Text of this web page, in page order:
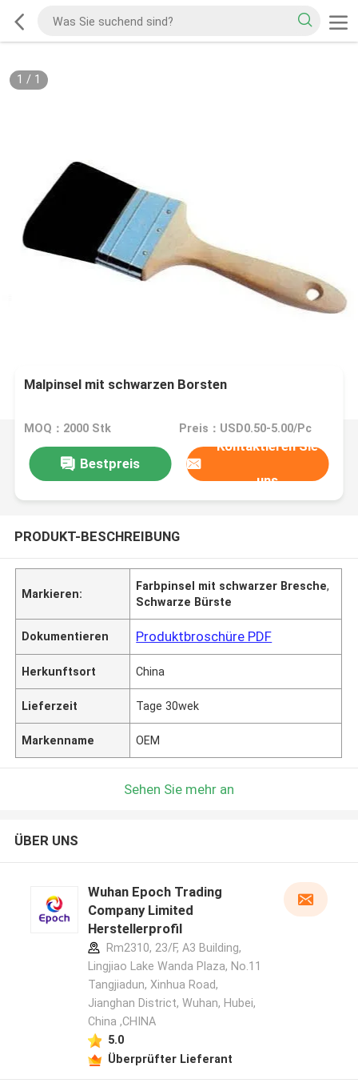
1 / 1
Malpinsel mit schwarzen Borsten
MOQ：2000 Stk Preis：USD0.50-5.00/Pc
Bestpreis
Kontaktieren Sie
uns
PRODUKT-BESCHREIBUNG
Markieren:
Farbpinsel mit schwarzer Bresche,
Schwarze Bürste
Dokumentieren Produktbroschüre PDF
Herkunftsort China
Lieferzeit Tage 30wek
Markenname OEM
Sehen Sie mehr an
ÜBER UNS
Wuhan Epoch Trading
Company Limited
Herstellerprofil
Rm2310, 23/F, A3 Building,
Lingjiao Lake Wanda Plaza, No.11
Tangjiadun, Xinhua Road,
Jianghan District, Wuhan, Hubei,
China ,CHINA
5.0
Überprüfter Lieferant